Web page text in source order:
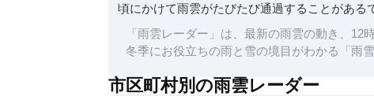
頃にかけて雨雲がたびたび通過することがある
「雨雲レーダー」は、最新の雨雲の動き、12
冬季にお役立ちの雨と雪の境目がわかる「雨
市区町村別の雨雲レーダー